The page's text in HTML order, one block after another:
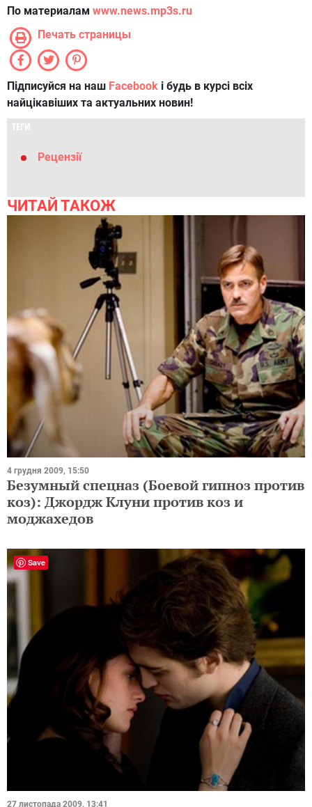
По материалам www.news.mp3s.ru
Печать страницы
Підписуйся на наш Facebook і будь в курсі всіх
найцікавіших та актуальних новин!
ТЕГИ
Рецензії
ЧИТАЙ ТАКОЖ
4 грудня 2009, 15:50
Безумный спецназ (Боевой гипноз против
коз): Джордж Клуни против коз и
моджахедов
27 листопада 2009, 13:41
Save